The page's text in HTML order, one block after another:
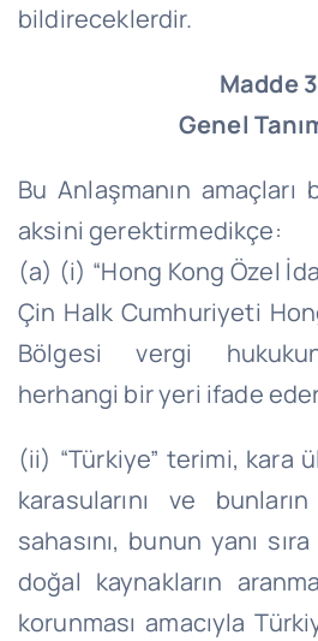
bildireceklerdir.
Madde 3
Genel
Bu Anlaşmanın amaçları
aksini gerektirmedikçe:
(a) (i) “Hong Kong Özel
Çin Halk Cumhuriyeti
Bölgesi vergi
herhangi bir yeri ifade
(ii) “Türkiye” terimi, kara
karasularını ve
sahasını, bunun yanı
doğal kaynakların
korunması amacıyla